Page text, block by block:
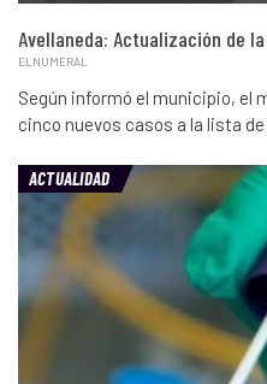
Avellaneda: Actualización de
ELNUMERAL
Según informó el municipio, el
cinco nuevos casos a la lista
ACTUALIDAD